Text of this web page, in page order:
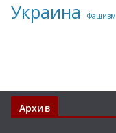
Украина Фашизм
Архив